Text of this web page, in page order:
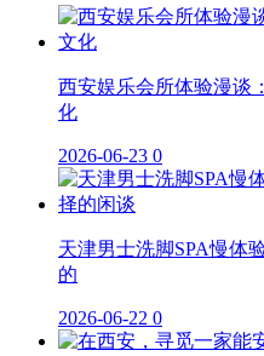
西安娱乐会所体验漫谈
化
2026-06-23 0
天津男士洗脚SPA慢体
的
2026-06-22 0